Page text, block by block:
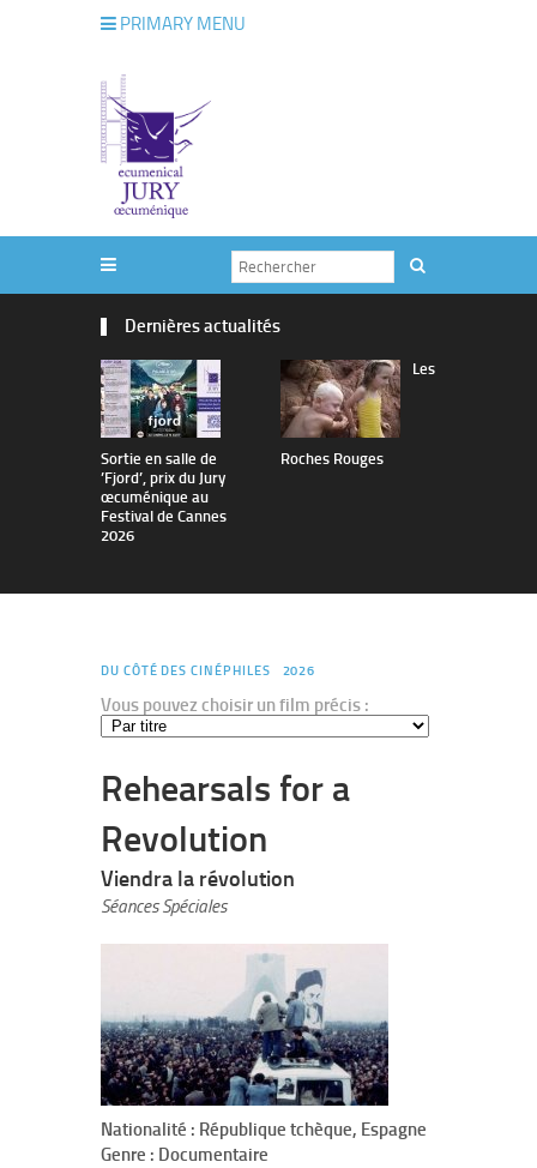
PRIMARY MENU
Dernières actualités
Sortie en salle de
’Fjord’, prix du Jury
œcuménique au
Festival de Cannes
2026
Les
Roches Rouges
DU CÔTÉ DES CINÉPHILES 2026
Vous pouvez choisir un film précis :
Rehearsals for a
Revolution
Viendra la révolution
Séances Spéciales
Nationalité : République tchèque, Espagne
Genre : Documentaire